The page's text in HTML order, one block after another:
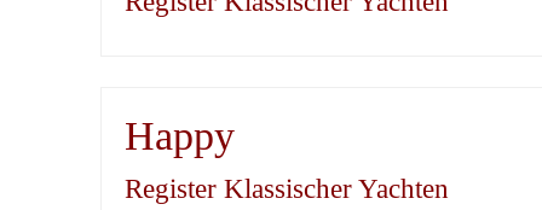
Happy
Register Klassischer Yachten